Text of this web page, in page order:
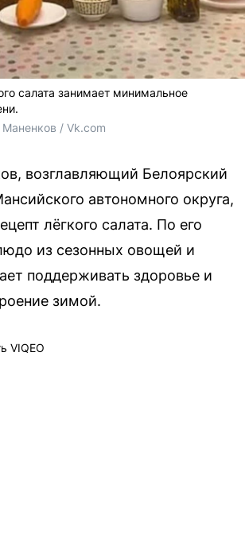
салата занимает минимальное
Маненков / Vk.com
возглавляющий Белоярский
автономного округа,
лёгкого салата. По его
из сезонных овощей и
поддерживать здоровье и
зимой.
VIQEO